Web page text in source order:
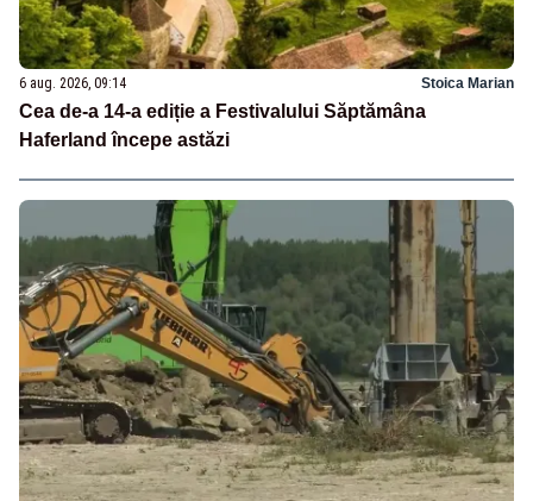
6 aug. 2026, 09:14 Stoica Marian
Cea de-a 14-a ediție a Festivalului Săptămâna
Haferland începe astăzi